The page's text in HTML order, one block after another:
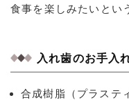
食事を楽しみたいとい
入れ歯のお手入
合成樹脂（プラステ